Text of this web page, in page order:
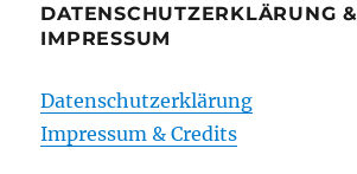
DATENSCHUTZERKLÄRUNG &
IMPRESSUM
Datenschutzerklärung
Impressum & Credits